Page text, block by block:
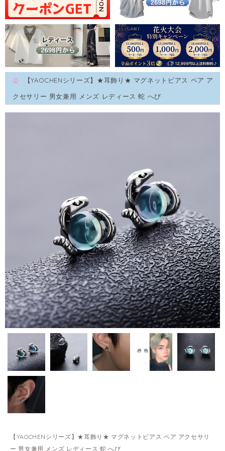
【YAOCHENシリーズ】★耳飾り★ マグネットピアス ペア ア
クセサリー 男女兼用 メンズ レディース 蛇 へび
【YAOCHENシリーズ】★耳飾り★ マグネットピアス ペア アクセサリ
ー 男女兼用 メンズ レディース 蛇 へび